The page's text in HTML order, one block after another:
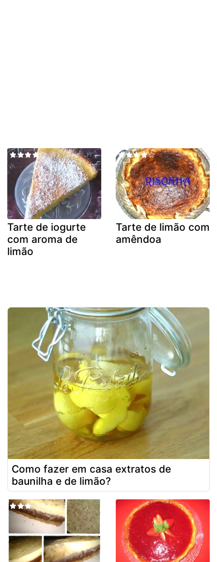
Tarte de iogurte
com aroma de
limão
Tarte de limão com
amêndoa
Como fazer em casa extratos de
baunilha e de limão?